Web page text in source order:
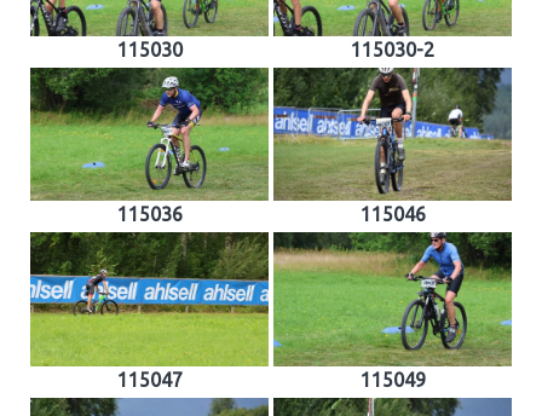
115030 115030-2
115036 115046
115047 115049